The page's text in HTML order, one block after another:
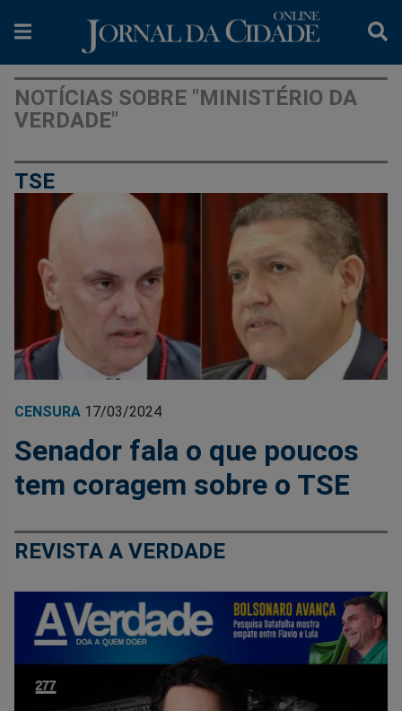
NOTÍCIAS SOBRE "MINISTÉRIO DA
VERDADE"
TSE
CENSURA 17/03/2024
Senador fala o que poucos
tem coragem sobre o TSE
REVISTA A VERDADE